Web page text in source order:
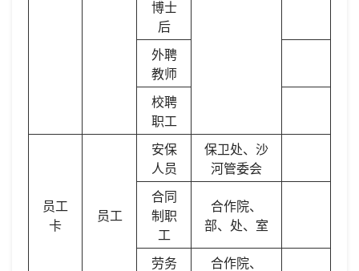
博士
后
外聘
教师
校聘
职工
员工
卡
员工
安保
人员
保卫处、沙
河管委会
合同
制职
工
合作院、
部、处、室
劳务
合作院、